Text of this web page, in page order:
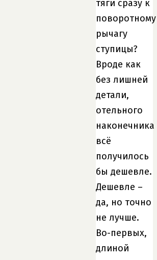
тяги сразу к
поворотному
рычагу
ступицы?
Вроде как
без лишней
детали,
отельного
наконечника
всё
получилось
бы дешевле.
Дешевле –
да, но точно
не лучше.
Во-первых,
длиной